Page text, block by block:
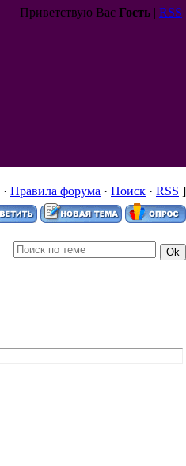
Приветствую Вас Гость | RSS
· Правила форума · Поиск · RSS ]